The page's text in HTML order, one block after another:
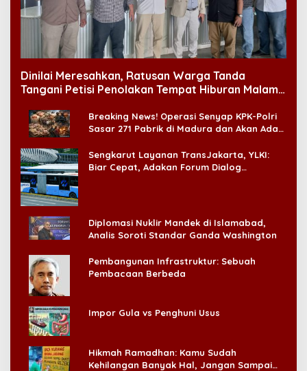
Dinilai Meresahkan, Ratusan Warga Tanda
Tangani Petisi Penolakan Tempat Hiburan Malam
Breaking News! Operasi Senyap KPK-Polri
Sasar 271 Pabrik di Madura dan Akan Ada
Sengkarut Layanan TransJakarta, YLKI:
Biar Cepat, Adakan Forum Dialog
Diplomasi Nuklir Mandek di Islamabad,
Analis Soroti Standar Ganda Washington
Pembangunan Infrastruktur: Sebuah
Pembacaan Berbeda
Impor Gula vs Penghuni Usus
Hikmah Ramadhan: Kamu Sudah
Kehilangan Banyak Hal, Jangan Sampai